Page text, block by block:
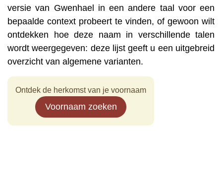
versie van Gwenhael in een andere taal voor een
bepaalde context probeert te vinden, of gewoon wilt
ontdekken hoe deze naam in verschillende talen
wordt weergegeven: deze lijst geeft u een uitgebreid
overzicht van algemene varianten.
Ontdek de herkomst van je voornaam
Voornaam zoeken